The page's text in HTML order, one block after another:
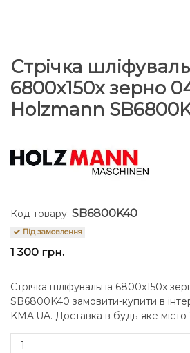
Стрічка
6800x150x зерно
Holzmann
Код товару: SB6800K40
Під замовлення
1 300 грн.
Стрічка шліфувальна 6800x150x
SB6800K40 замовити-купити в
KMA.UA. Доставка в будь-яке місто